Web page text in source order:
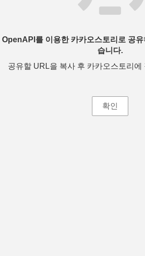
OpenAPI를 이용한 카카오스토리로 공
습니다.
공유할 URL을 복사 후 카카오스토리에
확인